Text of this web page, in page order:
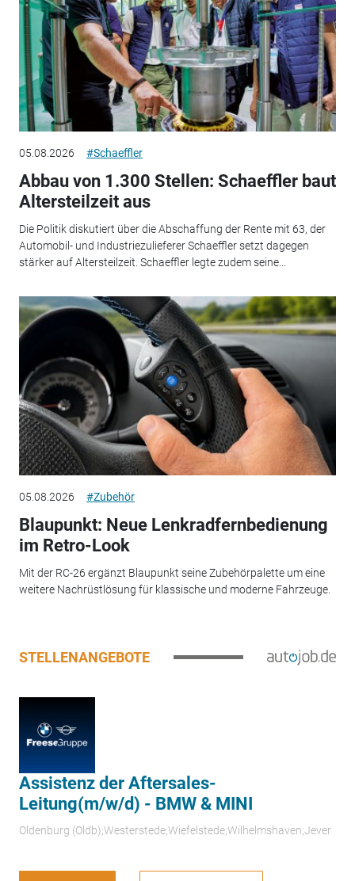
05.08.2026 #Schaeffler
Abbau von 1.300 Stellen: Schaeffler baut
Altersteilzeit aus
Die Politik diskutiert über die Abschaffung der Rente mit 63, der
Automobil- und Industriezulieferer Schaeffler setzt dagegen
stärker auf Altersteilzeit. Schaeffler legte zudem seine...
05.08.2026 #Zubehör
Blaupunkt: Neue Lenkradfernbedienung
im Retro-Look
Mit der RC-26 ergänzt Blaupunkt seine Zubehörpalette um eine
weitere Nachrüstlösung für klassische und moderne Fahrzeuge.
STELLENANGEBOTE
Assistenz der Aftersales-
Leitung(m/w/d) - BMW & MINI
Oldenburg (Oldb);Westerstede;Wiefelstede;Wilhelmshaven;Jever